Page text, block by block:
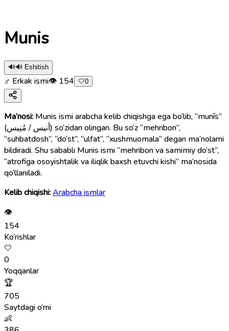
Munis
🔊🔊 Eshitish
♂ Erkak ismi👁 154 🤍0
Ma’nosi: Munis ismi arabcha kelib chiqishga ega bo‘lib, “munīs”
(أنيس / مُنِيس) so‘zidan olingan. Bu so‘z “mehribon”,
“suhbatdosh”, “do‘st”, “ulfat”, “xushmuomala” degan ma’nolarni
bildiradi. Shu sababli Munis ismi “mehribon va samimiy do‘st”,
“atrofiga osoyishtalik va iliqlik baxsh etuvchi kishi” ma’nosida
qo‘llaniladi.
Kelib chiqishi:Arabcha ismlar
👁
154
Ko‘rishlar
🤍
0
Yoqqanlar
🏆
705
Saytdagi o‘rni
👶